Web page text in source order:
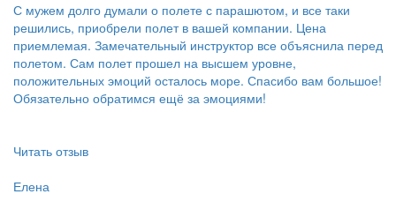
С мужем долго думали о полете с парашютом, и все таки
решились, приобрели полет в вашей компании. Цена
приемлемая. Замечательный инструктор все объяснила перед
полетом. Сам полет прошел на высшем уровне,
положительных эмоций осталось море. Спасибо вам большое!
Обязательно обратимся ещё за эмоциями!
Читать отзыв
Елена